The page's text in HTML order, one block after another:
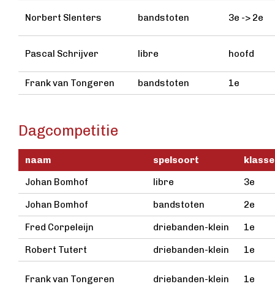
Norbert Slenters bandstoten 3e -> 2e
Pascal Schrijver libre hoofd
Frank van Tongeren bandstoten 1e
Dagcompetitie
naam spelsoort klasse
Johan Bomhof
libre 3e
Johan Bomhof bandstoten 2e
Fred Corpeleijn driebanden-klein 1e
Robert Tutert driebanden-klein 1e
Frank van Tongeren driebanden-klein 1e